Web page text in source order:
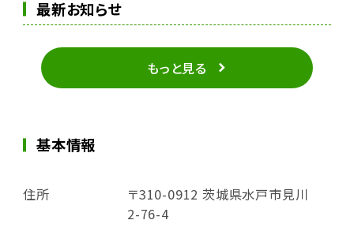
最新お知らせ
もっと見る
基本情報
住所
〒310-0912 茨城県水戸市見川
2-76-4